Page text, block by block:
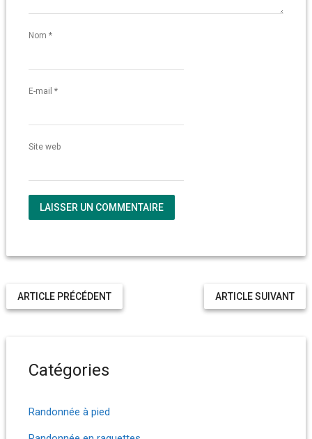
Nom *
E-mail *
Site web
ARTICLE SUIVANT
ARTICLE PRÉCÉDENT
Catégories
Randonnée à pied